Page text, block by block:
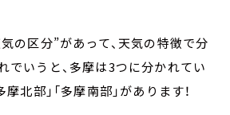
の区分”があって、天気の特徴で分
でいうと、多摩は3つに分かれてい
摩北部」「多摩南部」があります！